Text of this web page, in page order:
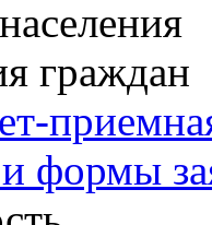
граждан
формы